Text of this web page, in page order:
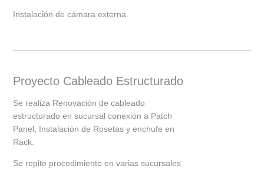
Instalación de cámara externa.
Proyecto Cableado Estructurado
Se realiza Renovación de cableado
estructurado en sucursal conexión a Patch
Panel, Instalación de Rosetas y enchufe en
Rack.
Se repite procedimiento en varias sucursales